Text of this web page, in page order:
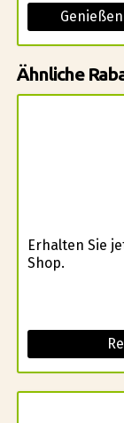
Ähnliche
Erhalten Sie
Shop.